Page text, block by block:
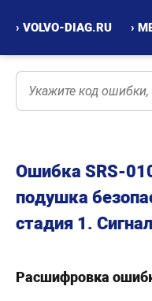
› VOLVO-DIAG.RU ›
Ошибка SRS-
подушка
стадия 1.
Расшифровка